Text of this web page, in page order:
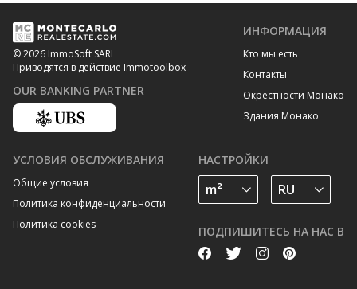
© 2026 ImmoSoft SARL
Приводятся в действие Immotoolbox
OUR BANKING PARTNER
ИНФОРМАЦИЯ
Кто мы есть
Контакты
Окрестности Монако
Здания Монако
УСЛОВИЯ ОБСЛУЖИВАНИЯ
Общие условия
Политика конфиденциальности
Политика cookies
НАСТРОЙКИ
ПОДПИШИТЕСЬ НА НАС В